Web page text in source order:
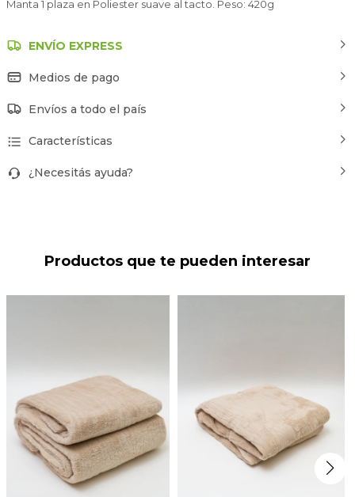
Manta 1 plaza en Poliester suave al tacto. Peso: 420g
ENVÍO EXPRESS
Medios de pago
Envíos a todo el país
Características
¿Necesitás ayuda?
Productos que te pueden interesar